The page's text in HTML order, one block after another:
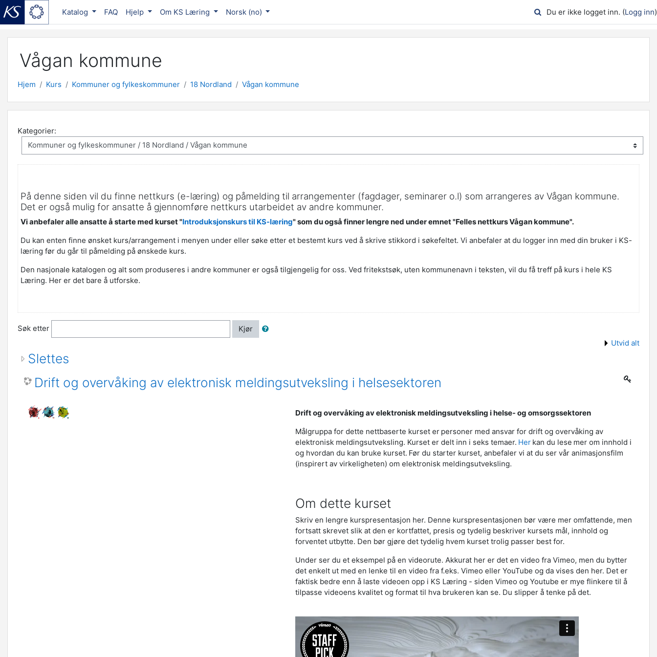
Katalog FAQ Hjelp Om KS Læring Norsk ‎(no)‎ Du er ikke logget inn. (Logg inn)
Vågan kommune
Hjem Kurs Kommuner og fylkeskommuner 18 Nordland Vågan kommune
Kategorier:
På denne siden vil du finne nettkurs (e-læring) og påmelding til arrangementer (fagdager, seminarer o.l) som arrangeres av Vågan kommune.
Det er også mulig for ansatte å gjennomføre nettkurs utarbeidet av andre kommuner.
Vi anbefaler alle ansatte å starte med kurset "Introduksjonskurs til KS-læring" som du også finner lengre ned under emnet "Felles nettkurs Vågan kommune".
Du kan enten finne ønsket kurs/arrangement i menyen under eller søke etter et bestemt kurs ved å skrive stikkord i søkefeltet. Vi anbefaler at du logger inn med din bruker i KS-
læring før du går til påmelding på ønskede kurs.
Den nasjonale katalogen og alt som produseres i andre kommuner er også tilgjengelig for oss. Ved fritekstsøk, uten kommunenavn i teksten, vil du få treff på kurs i hele KS
Læring. Her er det bare å utforske.
Søk etter
Kjør
Utvid alt
Slettes
Drift og overvåking av elektronisk meldingsutveksling i helsesektoren
Drift og overvåking av elektronisk meldingsutveksling i helse- og omsorgssektoren
Målgruppa for dette nettbaserte kurset er personer med ansvar for drift og overvåking av
elektronisk meldingsutveksling. Kurset er delt inn i seks temaer. Her kan du lese mer om innhold i
og hvordan du kan bruke kurset. Før du starter kurset, anbefaler vi at du ser vår animasjonsfilm
(inspirert av virkeligheten) om elektronisk meldingsutveksling.
Om dette kurset
Skriv en lengre kurspresentasjon her. Denne kurspresentasjonen bør være mer omfattende, men
fortsatt skrevet slik at den er kortfattet, presis og tydelig beskriver kursets mål, innhold og
forventet utbytte. Den bør gjøre det tydelig hvem kurset trolig passer best for.
Under ser du et eksempel på en videorute. Akkurat her er det en video fra Vimeo, men du bytter
det enkelt ut med en lenke til en video fra f.eks. Vimeo eller YouTube og da vises den her. Det er
faktisk bedre enn å laste videoen opp i KS Læring - siden Vimeo og Youtube er mye flinkere til å
tilpasse videoens kvalitet og format til hva brukeren kan se. Du slipper å tenke på det.